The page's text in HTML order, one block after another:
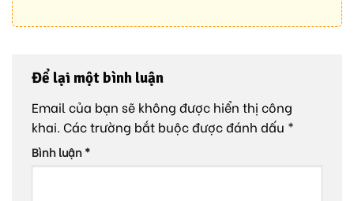
Để lại một bình luận
Email của bạn sẽ không được hiển thị công
khai. Các trường bắt buộc được đánh dấu *
Bình luận*